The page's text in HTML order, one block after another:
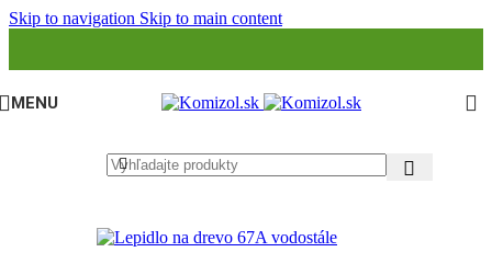
Skip to navigation Skip to main content
MENU